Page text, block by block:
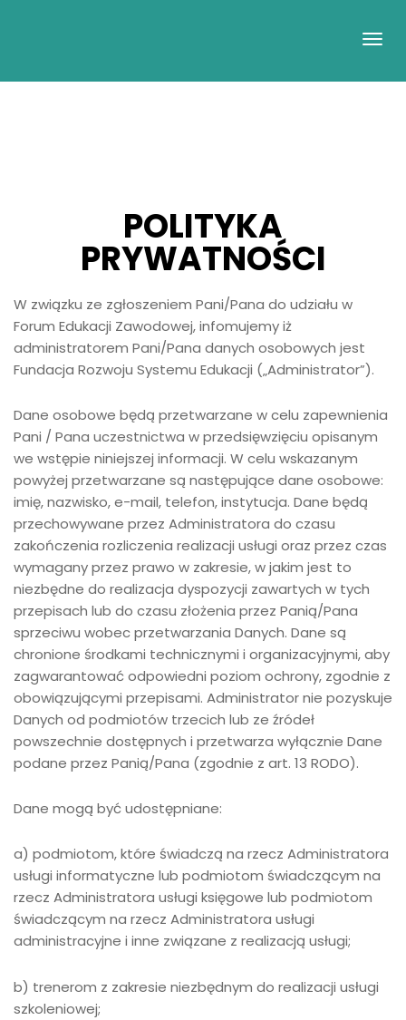
POLITYKA
PRYWATNOŚCI
W związku ze zgłoszeniem Pani/Pana do udziału w
Forum Edukacji Zawodowej, infomujemy iż
administratorem Pani/Pana danych osobowych jest
Fundacja Rozwoju Systemu Edukacji („Administrator”).
Dane osobowe będą przetwarzane w celu zapewnienia
Pani / Pana uczestnictwa w przedsięwzięciu opisanym
we wstępie niniejszej informacji. W celu wskazanym
powyżej przetwarzane są następujące dane osobowe:
imię, nazwisko, e-mail, telefon, instytucja. Dane będą
przechowywane przez Administratora do czasu
zakończenia rozliczenia realizacji usługi oraz przez czas
wymagany przez prawo w zakresie, w jakim jest to
niezbędne do realizacja dyspozycji zawartych w tych
przepisach lub do czasu złożenia przez Panią/Pana
sprzeciwu wobec przetwarzania Danych. Dane są
chronione środkami technicznymi i organizacyjnymi, aby
zagwarantować odpowiedni poziom ochrony, zgodnie z
obowiązującymi przepisami. Administrator nie pozyskuje
Danych od podmiotów trzecich lub ze źródeł
powszechnie dostępnych i przetwarza wyłącznie Dane
podane przez Panią/Pana (zgodnie z art. 13 RODO).
Dane mogą być udostępniane:
a) podmiotom, które świadczą na rzecz Administratora
usługi informatyczne lub podmiotom świadczącym na
rzecz Administratora usługi księgowe lub podmiotom
świadczącym na rzecz Administratora usługi
administracyjne i inne związane z realizacją usługi;
b) trenerom z zakresie niezbędnym do realizacji usługi
szkoleniowej;